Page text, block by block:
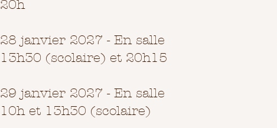
20h
28 janvier 2027 - En salle
13h30 (scolaire) et 20h15
29 janvier 2027 - En salle
10h et 13h30 (scolaire)